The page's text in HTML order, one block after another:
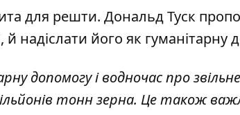
для решти. Дональд Туск
й надіслати його як
допомогу і водночас про
тонн зерна. Це також